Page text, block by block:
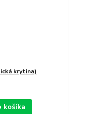
krytina)
košíka